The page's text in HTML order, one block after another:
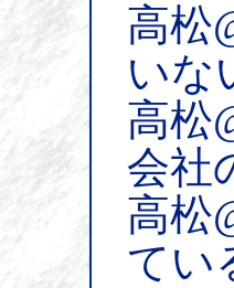
高松
いな
高松
会社
高松
てい